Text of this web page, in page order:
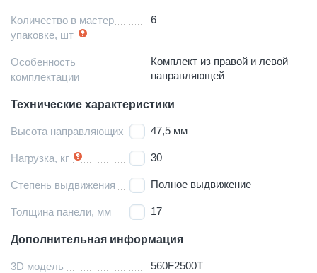
Количество в мастер
упаковке, шт
6
Особенность
комплектации
Комплект из правой и левой
направляющей
Технические характеристики
Высота направляющих 47,5 мм
Нагрузка, кг 30
Степень выдвижения Полное выдвижение
Толщина панели, мм 17
Дополнительная информация
3D модель 560F2500T